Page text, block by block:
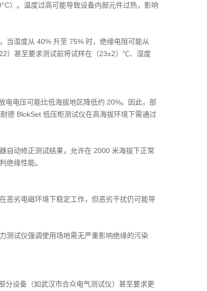
）。温度过高可能导致设备内部元件过热，影响
当湿度从 40% 升至 75% 时，绝缘电阻可能从
）甚至要求测试前将试样在（23±2）℃、湿度
电电压可能比低海拔地区降低约 20%。因此，部
德 BlokSet 低压柜测试仪在高海拔环境下需通过
自动修正测试结果，允许在 2000 米海拔下正常
绝缘性能。
恶劣电磁环境下稳定工作，但恶劣干扰仍可能导
测试仪强调使用场地需无严重影响绝缘的污染
设备（如武汉市合众电气测试仪）甚至要求更